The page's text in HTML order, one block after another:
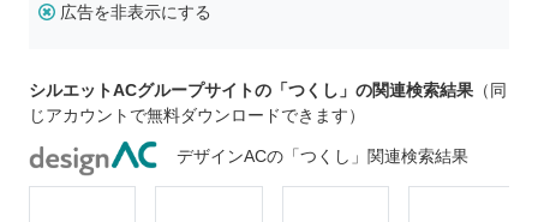
広告を非表示にする
シルエットACグループサイトの「つくし」の関連検索結果 （同
じアカウントで無料ダウンロードできます）
デザインACの「つくし」関連検索結果